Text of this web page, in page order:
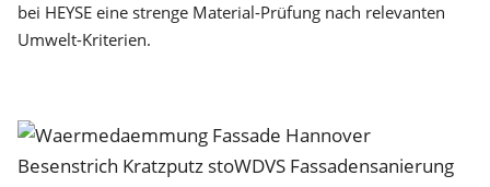
bei HEYSE eine strenge Material-Prüfung nach relevanten
Umwelt-Kriterien.